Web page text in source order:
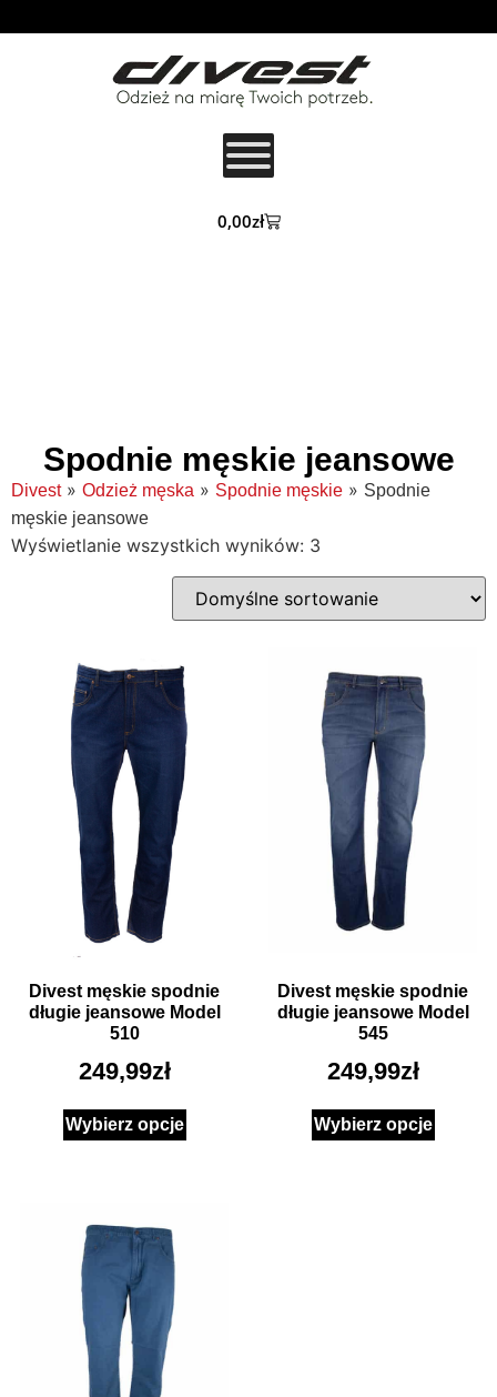
0,00zł
Spodnie męskie jeansowe
Divest» Odzież męska » Spodnie męskie » Spodnie
męskie jeansowe
Wyświetlanie wszystkich wyników: 3
Divest męskie spodnie
długie jeansowe Model
510
249,99zł
Wybierz opcje
Divest męskie spodnie
długie jeansowe Model
545
249,99zł
Wybierz opcje